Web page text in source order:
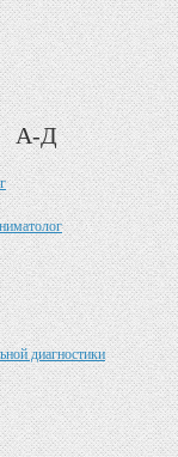
А-Д
диагностики